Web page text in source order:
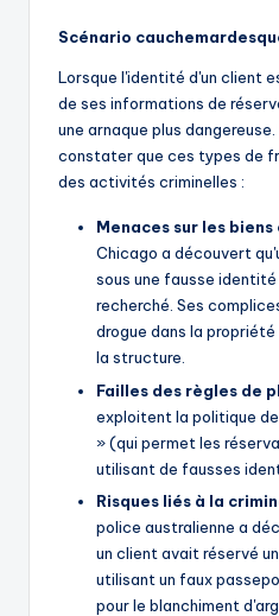
Scénario
Lorsque l'identité d'un client
de ses informations de
une arnaque plus
constater que ces types de
des activités criminelles :
Menaces sur les biens
Chicago a découvert
sous une fausse
recherché. Ses
drogue dans la
la structure.
Failles des règles de
exploitent la politique
» (qui permet les
utilisant de fausses
Risques liés à la
police australienne a
un client avait réservé
utilisant un faux
pour le blanchiment